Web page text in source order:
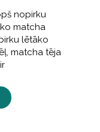
nopirku
matcha
lētāko
matcha tēja